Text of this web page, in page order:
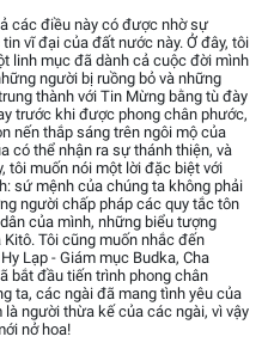
các điều này có được nhờ sự
vĩ đại của đất nước này. Ở đây, tôi
linh mục đã dành cả cuộc đời mình
người bị ruồng bỏ và những
thành với Tin Mừng bằng tù đày
trước khi được phong chân phước,
nến thắp sáng trên ngôi mộ của
có thể nhận ra sự thánh thiện, và
tôi muốn nói một lời đặc biệt với
sứ mệnh của chúng ta không phải
người chấp pháp các quy tắc tôn
của mình, những biểu tượng
Tôi cũng muốn nhắc đến
Lạp - Giám mục Budka, Cha
bắt đầu tiến trình phong chân
ta, các ngài đã mang tình yêu của
người thừa kế của các ngài, vì vậy
nở hoa!